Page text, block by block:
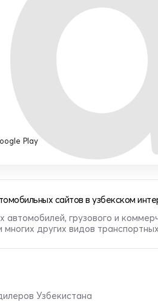
Play
сайтов в узбекском
грузового и
других видов
Узбекистана